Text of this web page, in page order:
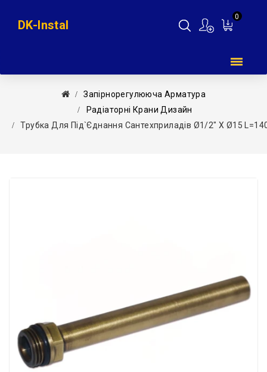
0
DK-Instal
Запірнорегулююча Арматура
Радіаторні Крани Дизайн
Трубка Для Під`єднання Сантехприладів Ø1/2″ X Ø15